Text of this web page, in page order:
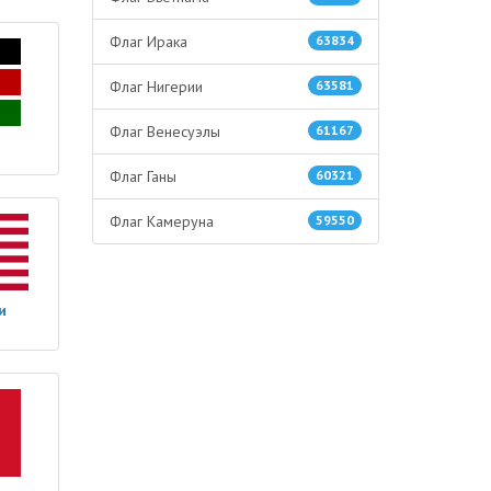
63834
Флаг Ирака
63581
Флаг Нигерии
61167
Флаг Венесуэлы
60321
Флаг Ганы
59550
Флаг Камеруна